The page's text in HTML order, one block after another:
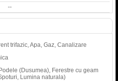
--
trifazic, Apa, Gaz, Canalizare
(Dusumea), Ferestre cu geam
Lumina naturala)